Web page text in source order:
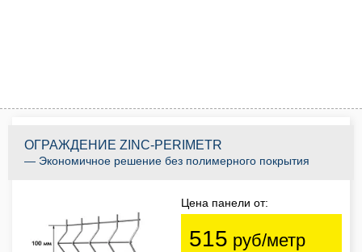
ОГРАЖДЕНИЕ ZINC-PERIMETR
— Экономичное решение без полимерного покрытия
Цена панели от:
515 руб/метр